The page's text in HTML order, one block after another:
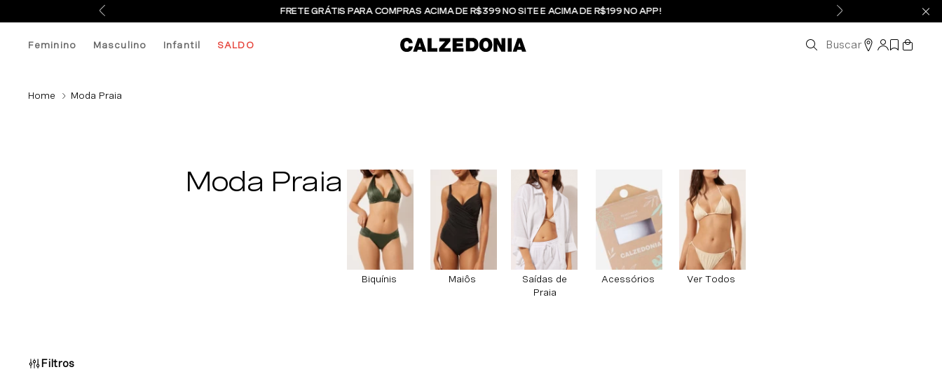
FRETE GRÁTIS PARA COMPRAS ACIMA DE R$399 NO SITE E ACIMA DE R$199 NO APP!
Feminino Masculino Infantil SALDO Buscar
Moda Praia
Moda Praia
Biquínis Maiôs
Saídas de
Praia
Acessórios Ver Todos
Filtros